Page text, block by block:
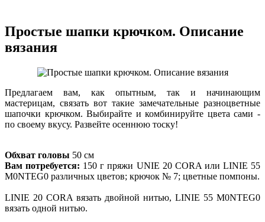
Простые шапки крючком. Описание
вязания
Предлагаем вам, как опытным, так и начинающим
мастерицам, связать вот такие замечательные разноцветные
шапочки крючком. Выбирайте и комбинируйте цвета сами -
по своему вкусу. Развейте осеннюю тоску!
Обхват головы 50 см
Вам потребуется: 150 г пряжи UNIE 20 CORA или LINIE 55
M0NTEG0 различных цветов; крючок № 7; цветные помпоны.
LINIE 20 CORA вязать двойной нитью, LINIE 55 M0NTEG0
вязать одной нитью.